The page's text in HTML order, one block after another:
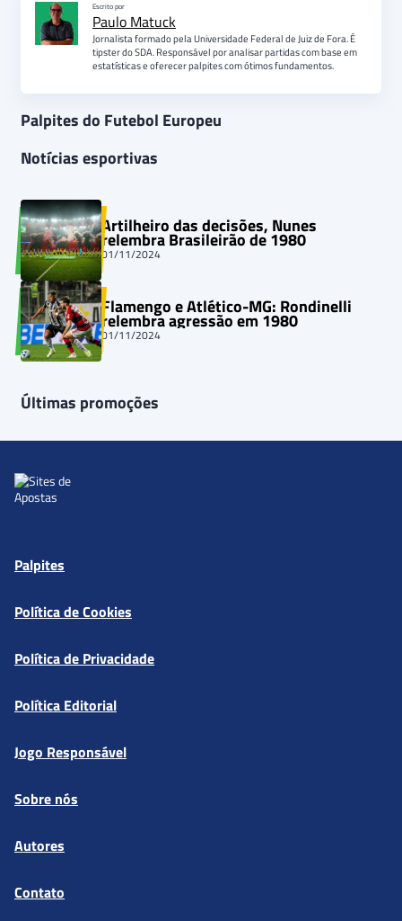
Escrito por
Paulo Matuck
Jornalista formado pela Universidade Federal de Juiz de Fora. É
tipster do SDA. Responsável por analisar partidas com base em
estatísticas e oferecer palpites com ótimos fundamentos.
Palpites do Futebol Europeu
Notícias esportivas
Artilheiro das decisões, Nunes
relembra Brasileirão de 1980
01/11/2024
Flamengo e Atlético-MG: Rondinelli
relembra agressão em 1980
01/11/2024
Últimas promoções
Palpites
Política de Cookies
Política de Privacidade
Política Editorial
Jogo Responsável
Sobre nós
Autores
Contato